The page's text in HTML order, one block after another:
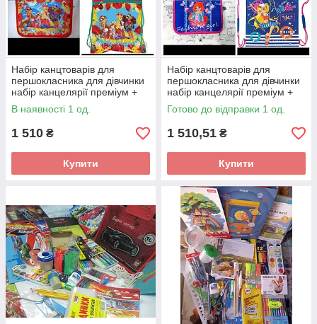
Набір канцтоварів для
першокласника для дівчинки
набір канцелярії преміум +
пенал та сумка для взуття
В наявності 1 од.
1 510 ₴
Купити
Набір канцтоварів для
першокласника для дівчинки
набір канцелярії преміум +
пенал та сумка для взуття
Готово до відправки 1 од.
1 510,51 ₴
Купити